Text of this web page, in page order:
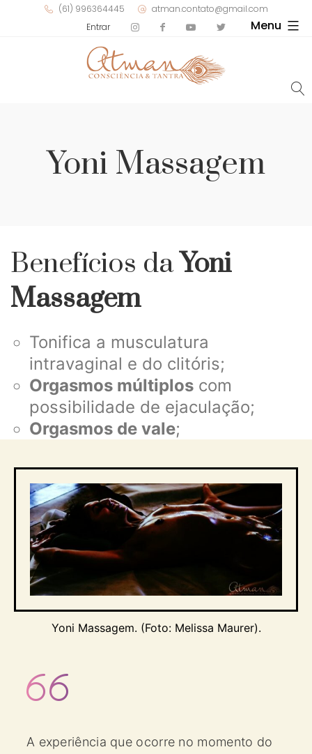
(61) 996364445
atman.contato@gmail.com
Entrar
Menu
Yoni Massagem
Benefícios daYoni
Massagem
Tonifica a musculatura
intravaginal e do clitóris;
Orgasmos múltiplos com
possibilidade de ejaculação;
Orgasmos de vale;
Yoni Massagem. (Foto: Melissa Maurer).
A experiência que ocorre no momento do